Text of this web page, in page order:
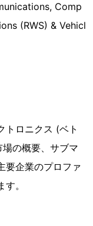
Comp
(RWS) & Vehicl
トロニクス (ベト
の概要、サブマ
要企業のプロファ
。